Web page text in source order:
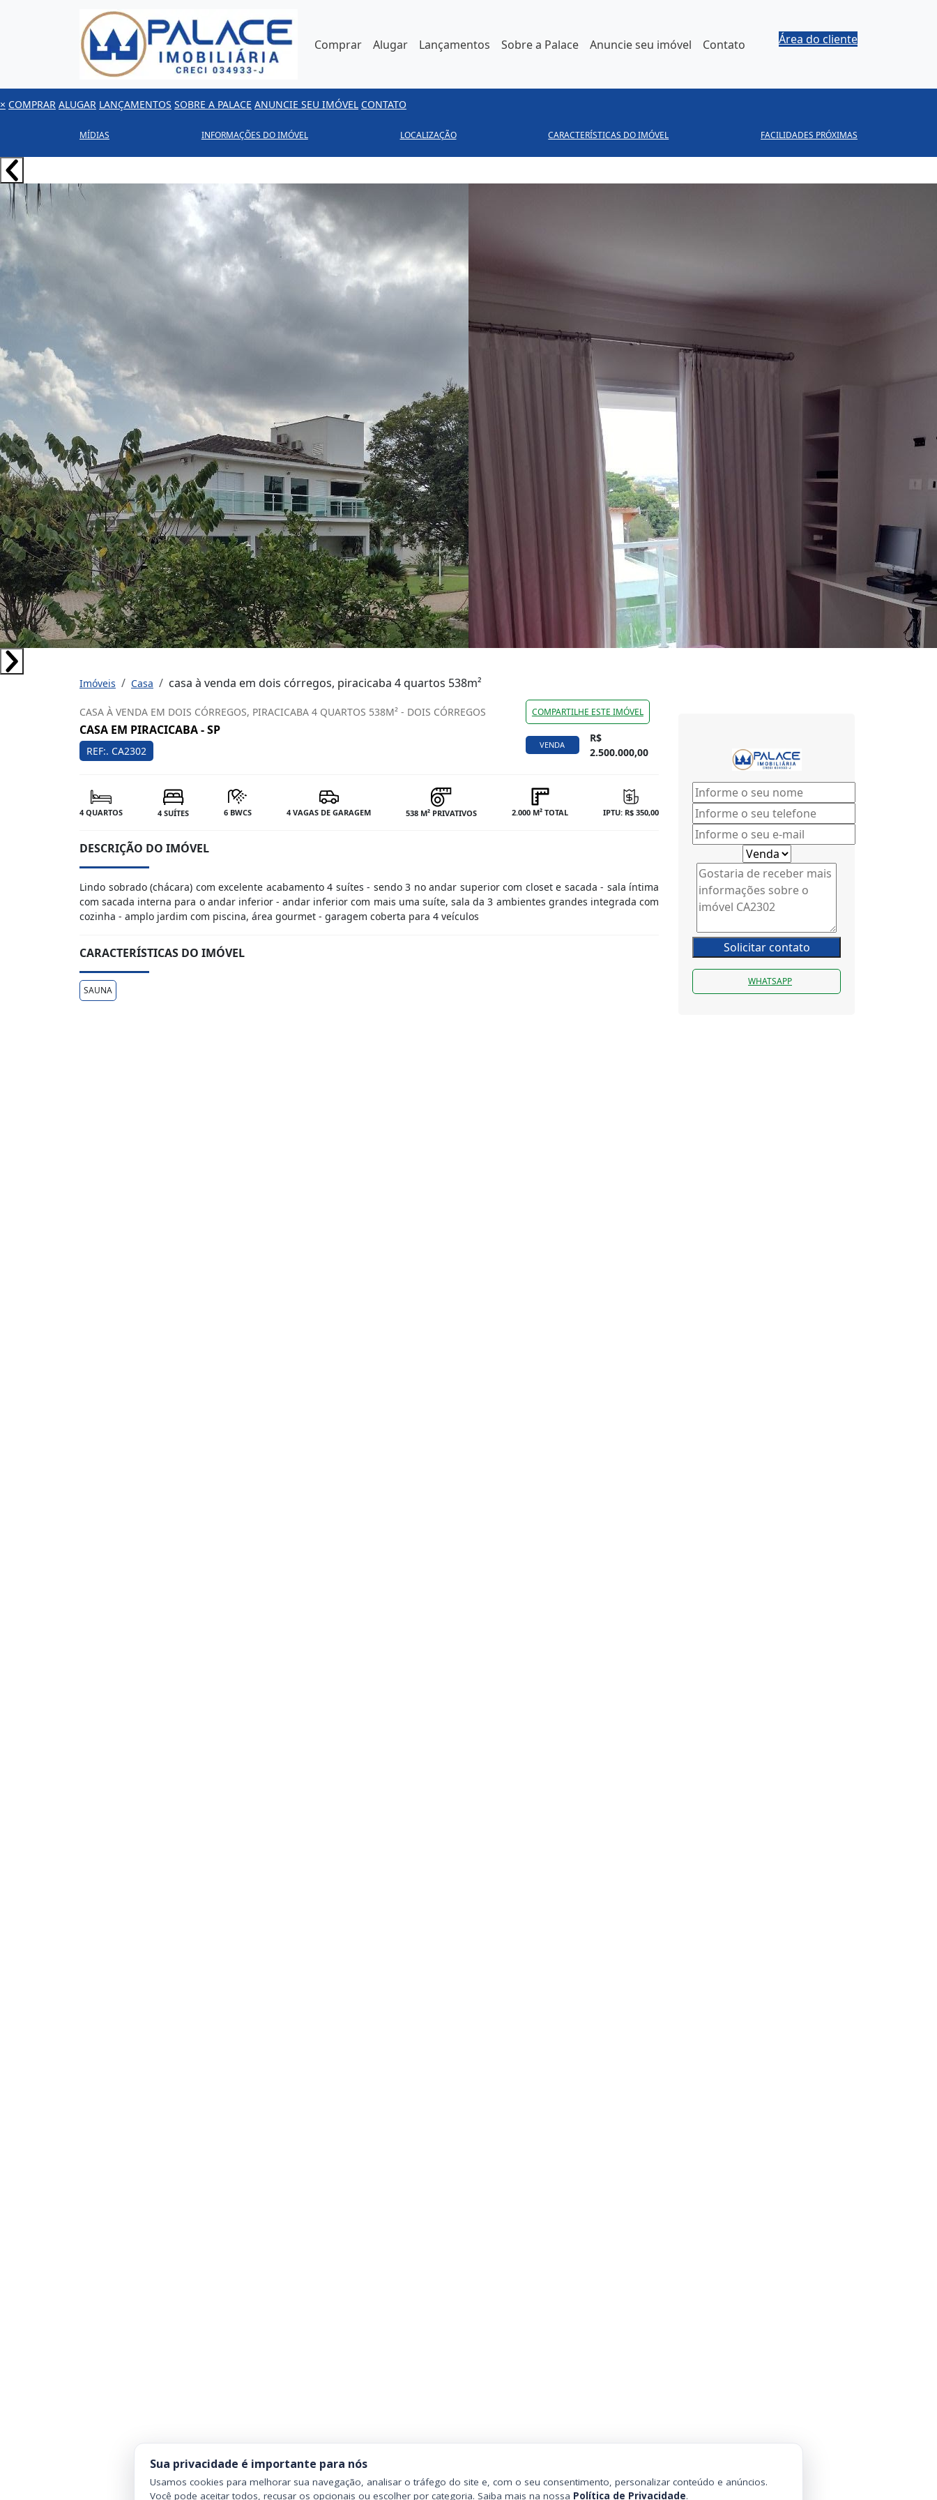
Comprar Alugar Lançamentos Sobre a Palace Anuncie seu imóvel Contato Área do cliente
× COMPRAR ALUGAR LANÇAMENTOS SOBRE A PALACE ANUNCIE SEU IMÓVEL CONTATO
MÍDIAS INFORMAÇÕES DO IMÓVEL LOCALIZAÇÃO CARACTERÍSTICAS DO IMÓVEL FACILIDADES PRÓXIMAS
Imóveis Casa casa à venda em dois córregos, piracicaba 4 quartos 538m²
CASA À VENDA EM DOIS CÓRREGOS, PIRACICABA 4 QUARTOS 538M² - DOIS CÓRREGOS
CASA EM PIRACICABA - SP
REF:. CA2302
COMPARTILHE ESTE IMÓVEL
VENDA
R$
2.500.000,00
4 QUARTOS 4 SUÍTES 6 BWCS 4 VAGAS DE GARAGEM 538 M² PRIVATIVOS 2.000 M² TOTAL IPTU: R$ 350,00
DESCRIÇÃO DO IMÓVEL
Lindo sobrado (chácara) com excelente acabamento 4 suítes - sendo 3 no andar superior com closet e sacada - sala íntima
com sacada interna para o andar inferior - andar inferior com mais uma suíte, sala da 3 ambientes grandes integrada com
cozinha - amplo jardim com piscina, área gourmet - garagem coberta para 4 veículos
CARACTERÍSTICAS DO IMÓVEL
SAUNA
Solicitar contato
WHATSAPP
Sua privacidade é importante para nós
Usamos cookies para melhorar sua navegação, analisar o tráfego do site e, com o seu consentimento, personalizar conteúdo e anúncios.
Você pode aceitar todos, recusar os opcionais ou escolher por categoria. Saiba mais na nossa Política de Privacidade.